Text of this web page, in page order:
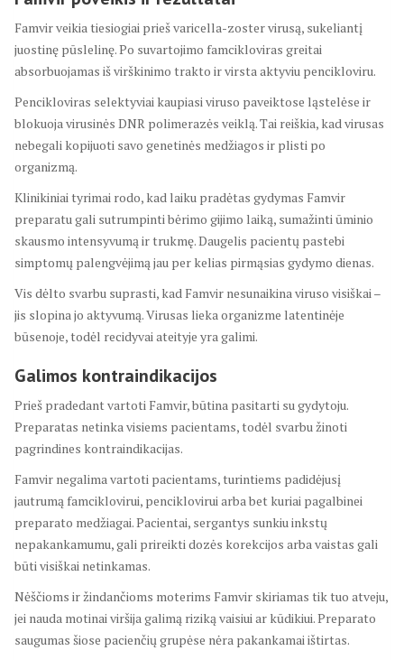
Famvir veikia tiesiogiai prieš varicella-zoster virusą, sukeliantį
juostinę pūslelinę. Po suvartojimo famcikloviras greitai
absorbuojamas iš virškinimo trakto ir virsta aktyviu pencikloviru.
Pencikloviras selektyviai kaupiasi viruso paveiktose ląstelėse ir
blokuoja virusinės DNR polimerazės veiklą. Tai reiškia, kad virusas
nebegali kopijuoti savo genetinės medžiagos ir plisti po
organizmą.
Klinikiniai tyrimai rodo, kad laiku pradėtas gydymas Famvir
preparatu gali sutrumpinti bėrimo gijimo laiką, sumažinti ūminio
skausmo intensyvumą ir trukmę. Daugelis pacientų pastebi
simptomų palengvėjimą jau per kelias pirmąsias gydymo dienas.
Vis dėlto svarbu suprasti, kad Famvir nesunaikina viruso visiškai –
jis slopina jo aktyvumą. Virusas lieka organizme latentinėje
būsenoje, todėl recidyvai ateityje yra galimi.
Galimos kontraindikacijos
Prieš pradedant vartoti Famvir, būtina pasitarti su gydytoju.
Preparatas netinka visiems pacientams, todėl svarbu žinoti
pagrindines kontraindikacijas.
Famvir negalima vartoti pacientams, turintiems padidėjusį
jautrumą famciklovirui, penciklovirui arba bet kuriai pagalbinei
preparato medžiagai. Pacientai, sergantys sunkiu inkstų
nepakankamumu, gali prireikti dozės korekcijos arba vaistas gali
būti visiškai netinkamas.
Nėščioms ir žindančioms moterims Famvir skiriamas tik tuo atveju,
jei nauda motinai viršija galimą riziką vaisiui ar kūdikiui. Preparato
saugumas šiose pacienčių grupėse nėra pakankamai ištirtas.